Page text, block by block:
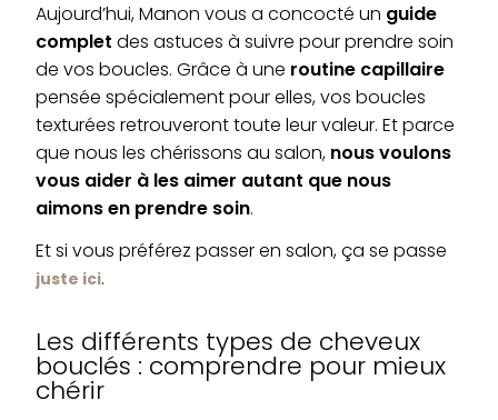
Aujourd’hui, Manon vous a concocté un guide
complet des astuces à suivre pour prendre soin
de vos boucles. Grâce à une routine capillaire
pensée spécialement pour elles, vos boucles
texturées retrouveront toute leur valeur. Et parce
que nous les chérissons au salon, nous voulons
vous aider à les aimer autant que nous
aimons en prendre soin.
Et si vous préférez passer en salon, ça se passe
juste ici.
Les différents types de cheveux
bouclés : comprendre pour mieux
chérir